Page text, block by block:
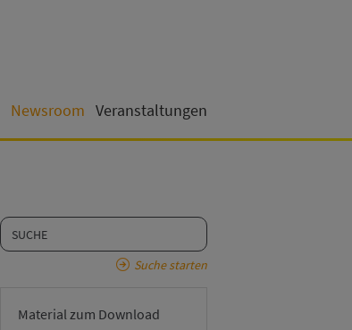
Newsroom Veranstaltungen
Suche starten
Material zum Download